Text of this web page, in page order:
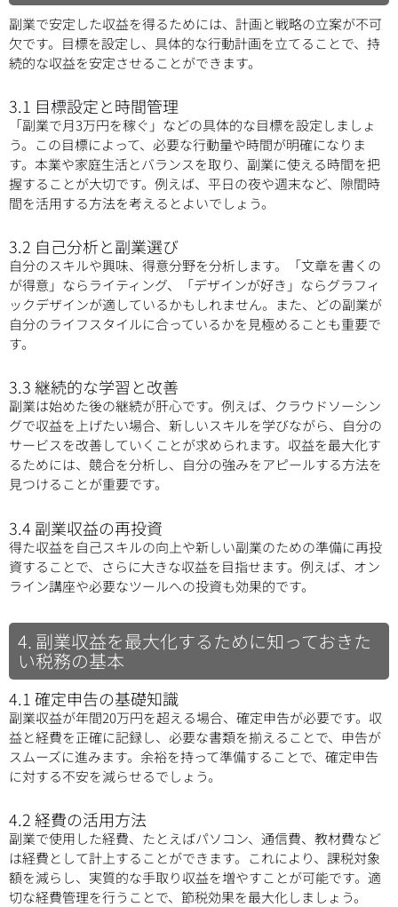
副業で安定した収益を得るためには、計画と戦略の立案が不可
欠です。目標を設定し、具体的な行動計画を立てることで、持
続的な収益を安定させることができます。
3.1 目標設定と時間管理
「副業で月3万円を稼ぐ」などの具体的な目標を設定しましょ
う。この目標によって、必要な行動量や時間が明確になりま
す。本業や家庭生活とバランスを取り、副業に使える時間を把
握することが大切です。例えば、平日の夜や週末など、隙間時
間を活用する方法を考えるとよいでしょう。
3.2 自己分析と副業選び
自分のスキルや興味、得意分野を分析します。「文章を書くの
が得意」ならライティング、「デザインが好き」ならグラフィ
ックデザインが適しているかもしれません。また、どの副業が
自分のライフスタイルに合っているかを見極めることも重要で
す。
3.3 継続的な学習と改善
副業は始めた後の継続が肝心です。例えば、クラウドソーシン
グで収益を上げたい場合、新しいスキルを学びながら、自分の
サービスを改善していくことが求められます。収益を最大化す
るためには、競合を分析し、自分の強みをアピールする方法を
見つけることが重要です。
3.4 副業収益の再投資
得た収益を自己スキルの向上や新しい副業のための準備に再投
資することで、さらに大きな収益を目指せます。例えば、オン
ライン講座や必要なツールへの投資も効果的です。
4. 副業収益を最大化するために知っておきた
い税務の基本
4.1 確定申告の基礎知識
副業収益が年間20万円を超える場合、確定申告が必要です。収
益と経費を正確に記録し、必要な書類を揃えることで、申告が
スムーズに進みます。余裕を持って準備することで、確定申告
に対する不安を減らせるでしょう。
4.2 経費の活用方法
副業で使用した経費、たとえばパソコン、通信費、教材費など
は経費として計上することができます。これにより、課税対象
額を減らし、実質的な手取り収益を増やすことが可能です。適
切な経費管理を行うことで、節税効果を最大化しましょう。